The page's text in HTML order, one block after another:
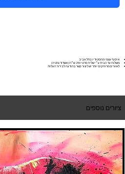
איסוף עצמי מהסטודיו בתל אביב
משלוח עד הבית ע״י שליח פרטי 250 ש״ח (אשדוד-נתניה)
לאזורים מרוחקים יותר יש ליצור קשר בהודעה לבירור העלות
ציורים נוספים